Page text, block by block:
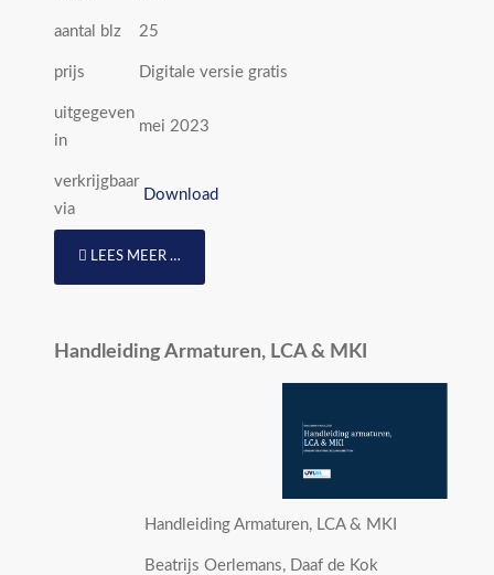
aantal blz 25
prijs Digitale versie gratis
uitgegeven
in
mei 2023
verkrijgbaar
via
Download
LEES MEER …
Handleiding Armaturen, LCA & MKI
Handleiding Armaturen, LCA & MKI
Beatrijs Oerlemans, Daaf de Kok